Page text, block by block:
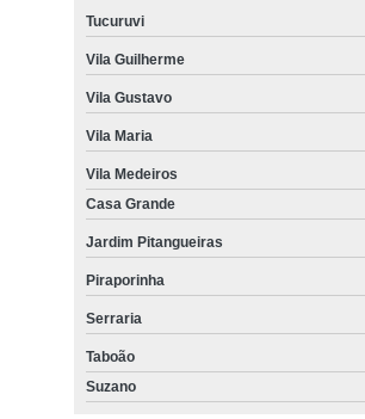
Tucuruvi
Vila Guilherme
Vila Gustavo
Vila Maria
Vila Medeiros
Casa Grande
Jardim Pitangueiras
Piraporinha
Serraria
Taboão
Suzano